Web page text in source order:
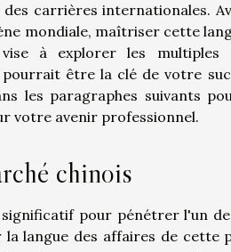
carrières internationales.
mondiale, maîtriser cette
à explorer les multiples
être la clé de votre
les paragraphes suivants
votre avenir professionnel.
chinois
pour pénétrer l'un
langue des affaires de cette